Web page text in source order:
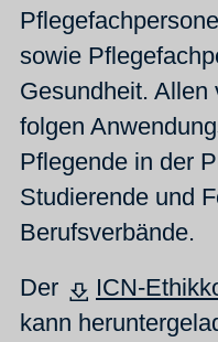
sowie
Gesundheit. Allen
folgen
Pflegende in der
Studierende und
Berufsverbände.
Der
ICN-
kann